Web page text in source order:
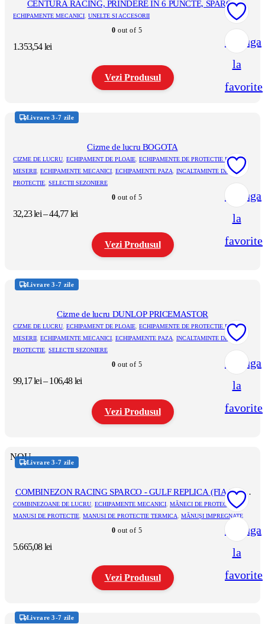
Opțiunile
pot
alese
Adauga
la
favorite
CENTURA RACING, PRINDERE IN 6 PUNCTE, SPARCO
COMPETITION H-2 PD MARTINI RACING (FIA 8853-2016)
ECHIPAMENTE MECANICI, UNELTE SI ACCESORII
0 out of 5
1.353,54lei
Vezi Produsul
produs
are
variații.
Opțiunile
pot
fi
în
pagina
Adauga
la
favorite
Livrare 3-7 zile
Cizme de lucru BOGOTA
CIZME DE LUCRU, ECHIPAMENT DE PLOAIE, ECHIPAMENTE DE PROTECTIE PE
MESERII, ECHIPAMENTE MECANICI, ECHIPAMENTE PAZA, INCALTAMINTE DE
PROTECTIE, SELECTII SEZONIERE
0 out of 5
32,23lei–44,77leiInterval
prețuri:
32,23 lei
44,77 lei
Vezi Produsul
produs
are
variații.
Opțiunile
pot
fi
în
pagina
Adauga
la
favorite
Livrare 3-7 zile
Cizme de lucru DUNLOP PRICEMASTOR
CIZME DE LUCRU, ECHIPAMENT DE PLOAIE, ECHIPAMENTE DE PROTECTIE PE
MESERII, ECHIPAMENTE MECANICI, ECHIPAMENTE PAZA, INCALTAMINTE DE
PROTECTIE, SELECTII SEZONIERE
0 out of 5
99,17lei– 106,48leiInterval
prețuri:
99,17 lei
până
Vezi Produsul
are
mai
variații.
Opțiunile
pot
fi
în
pagina
NOU
Adauga
la
favorite
Livrare 3-7 zile
COMBINEZON RACING SPARCO - GULF REPLICA (FIA 8856-
2018)
COMBINEZOANE DE LUCRU, ECHIPAMENTE MECANICI, MĂNECI DE PROTECȚIE
MANUSI DE PROTECTIE, MANUSI DE PROTECTIE TERMICA, MĂNUȘI IMPREGNATE
0 out of 5
5.665,08lei
Vezi Produsul
produsLivrare 3-7 zile